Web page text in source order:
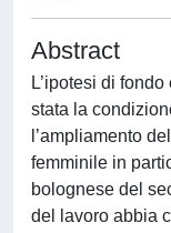
Abstract
L’ipotesi di
stata la
l’ampliamento
femminile in
bolognese del
del lavoro abbia